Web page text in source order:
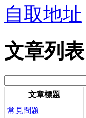
自取地址
文章列表
文章標題
常見問題